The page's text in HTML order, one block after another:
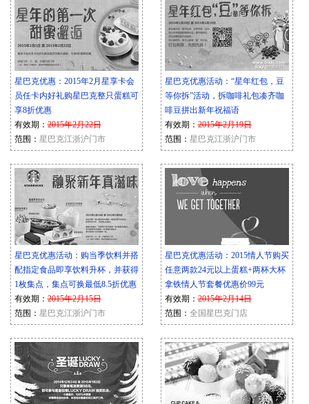
星巴克优惠：2015年2月星享卡会
员任卡内好礼购星巴克整只蛋糕可
享8折优惠
有效期：2015年2月22日
范围： 星巴克江浙沪门市
星巴克优惠活动：“星年红包，豆
等你拆”活动，拆咖啡礼包凑齐咖
啡豆拼出新年祝福语
有效期：2015年2月19日
范围： 星巴克江浙沪门市
星巴克优惠活动：购当季饮料并搭
配指定食品即享饮料升杯，并获得
1枚集点，集点可换最低8.5折优惠
有效期：2015年2月15日
范围： 星巴克江浙沪门市
星巴克优惠活动：2015情人节购买
任意两款24元以上蛋糕+两杯大杯
拿铁情人节套餐优惠价99元
有效期：2015年2月14日
范围： 全国星巴克门店